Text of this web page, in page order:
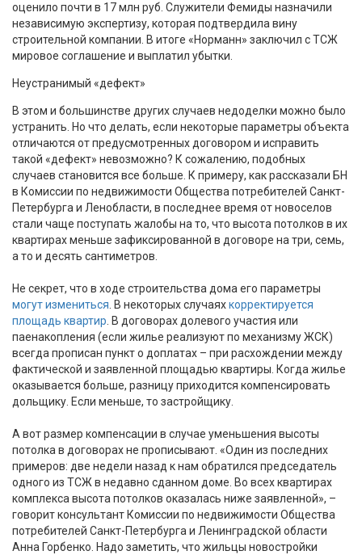
оценило почти в 17 млн руб. Служители Фемиды назначили
независимую экспертизу, которая подтвердила вину
строительной компании. В итоге «Норманн» заключил с ТСЖ
мировое соглашение и выплатил убытки.
Неустранимый «дефект»
В этом и большинстве других случаев недоделки можно было
устранить. Но что делать, если некоторые параметры объекта
отличаются от предусмотренных договором и исправить
такой «дефект» невозможно? К сожалению, подобных
случаев становится все больше. К примеру, как рассказали БН
в Комиссии по недвижимости Общества потребителей Санкт-
Петербурга и Ленобласти, в последнее время от новоселов
стали чаще поступать жалобы на то, что высота потолков в их
квартирах меньше зафиксированной в договоре на три, семь,
а то и десять сантиметров.
Не секрет, что в ходе строительства дома его параметры
могут измениться . В некоторых случаяхкорректируется
площадь квартир . В договорах долевого участия или
паенакопления (если жилье реализуют по механизму ЖСК)
всегда прописан пункт о доплатах – при расхождении между
фактической и заявленной площадью квартиры. Когда жилье
оказывается больше, разницу приходится компенсировать
дольщику. Если меньше, то застройщику.
А вот размер компенсации в случае уменьшения высоты
потолка в договорах не прописывают. «Один из последних
примеров: две недели назад к нам обратился председатель
одного из ТСЖ в недавно сданном доме. Во всех квартирах
комплекса высота потолков оказалась ниже заявленной», –
говорит консультант Комиссии по недвижимости Общества
потребителей Санкт-Петербурга и Ленинградской области
Анна Горбенко. Надо заметить, что жильцы новостройки